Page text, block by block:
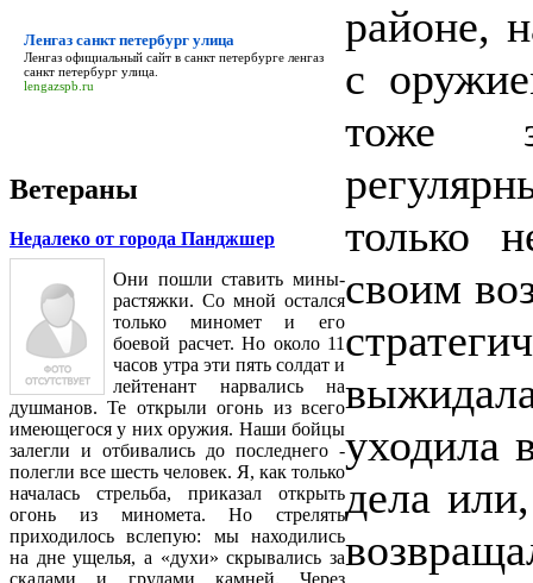
Ленгаз санкт петербург улица
Ленгаз официальный сайт в санкт петербурге ленгаз
санкт петербург улица.
lengazspb.ru
Ветераны
Недалеко от города Панджшер
Они пошли ставить мины-
растяжки. Со мной остался
только миномет и его
боевой расчет. Но около 11
часов утра эти пять солдат и
лейтенант нарвались на
душманов. Те открыли огонь из всего
имеющегося у них оружия. Наши бойцы
залегли и отбивались до последнего -
полегли все шесть человек. Я, как только
началась стрельба, приказал открыть
огонь из миномета. Но стрелять
приходилось вслепую: мы находились
на дне ущелья, а «духи» скрывались за
районе,
с
тоже
только
своим
уходила
дела